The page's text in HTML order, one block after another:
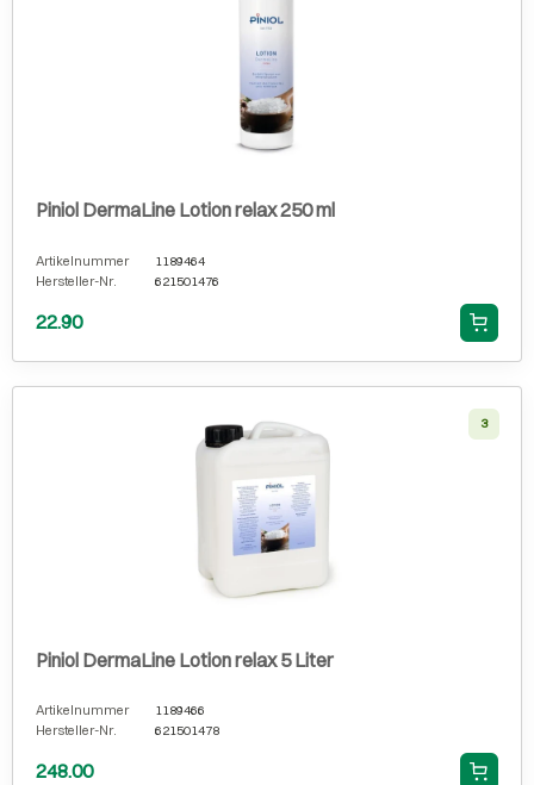
Piniol DermaLine Lotion relax 250 ml
Artikelnummer
1189464
Hersteller-Nr.
621501476
22.90
3
Piniol DermaLine Lotion relax 5 Liter
Artikelnummer
1189466
Hersteller-Nr.
621501478
248.00